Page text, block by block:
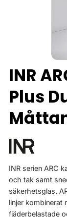
INR
Plus
INR serien ARC
och tak samt
säkerhetsglas.
linjer kombinerat
fjäderbelastade